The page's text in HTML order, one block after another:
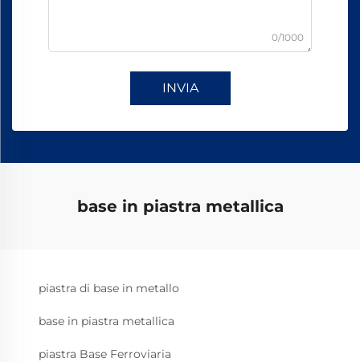
0/1000
INVIA
base in piastra metallica
piastra di base in metallo
base in piastra metallica
piastra Base Ferroviaria